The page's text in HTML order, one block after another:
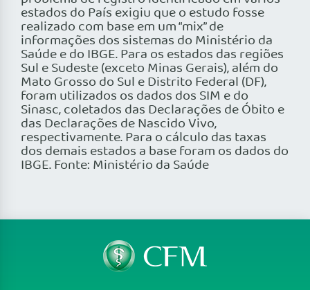
estados do País exigiu que o estudo fosse
realizado com base em um “mix” de
informações dos sistemas do Ministério da
Saúde e do IBGE. Para os estados das regiões
Sul e Sudeste (exceto Minas Gerais), além do
Mato Grosso do Sul e Distrito Federal (DF),
foram utilizados os dados dos SIM e do
Sinasc, coletados das Declarações de Óbito e
das Declarações de Nascido Vivo,
respectivamente. Para o cálculo das taxas
dos demais estados a base foram os dados do
IBGE. Fonte: Ministério da Saúde